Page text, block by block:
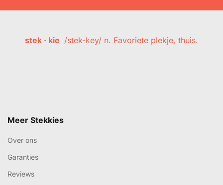
stek · kie /stek-key/ n. Favoriete plekje, thuis.
Meer Stekkies
Over ons
Garanties
Reviews